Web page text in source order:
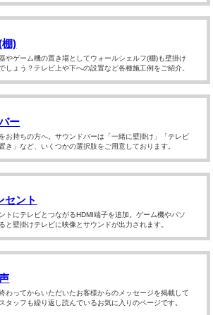
棚)
やゲーム機の置き場としてウォールシェルフ(棚)も壁掛け
しょう？テレビ上や下への設置など各種施工例をご紹介。
ー
お持ちの方へ。サウンドバーは「一緒に壁掛け」「テレビ
き」など、いくつかの選択肢をご用意しております。
セント
トにテレビとつながるHDMI端子を追加。ゲーム機やパソ
と壁掛けテレビに映像とサウンドが出力されます。
わってからいただいたお客様からのメッセージを掲載して
タッフも繰り返し読んでいるお気に入りのページです。